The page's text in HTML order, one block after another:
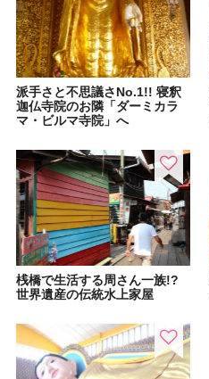
派手さと不思議さNo.1!! 寝釈
迦仏寺院のお隣「ダーミカラ
マ・ビルマ寺院」へ
桟橋で生活する周さん一族!?
世界遺産の伝統水上家屋